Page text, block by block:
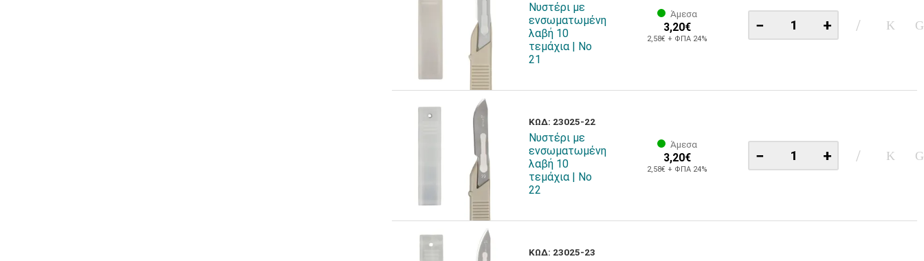
Νυστέρι με
ενσωματωμένη
λαβή 10
τεμάχια | Νο
21
Άμεσα
3,20€
2,58€ + ΦΠΑ 24%
− +
ΚΩΔ: 23025-22
Νυστέρι με
ενσωματωμένη
λαβή 10
τεμάχια | Νο
22
Άμεσα
3,20€
2,58€ + ΦΠΑ 24%
− +
ΚΩΔ: 23025-23